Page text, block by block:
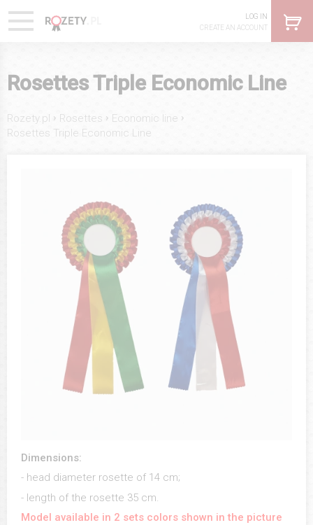
LOG IN
CREATE AN ACCOUNT
Rosettes Triple Economic Line
Rozety.pl › Rosettes › Economic line ›
Rosettes Triple Economic Line
Dimensions:
- head diameter rosette of 14 cm;
- length of the rosette 35 cm.
Model available in 2 sets colors shown in the picture